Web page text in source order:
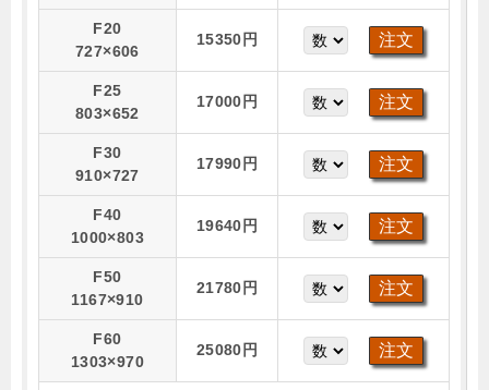
F20
727×606
15350円
F25
803×652
17000円
F30
910×727
17990円
F40
1000×803
19640円
F50
1167×910
21780円
F60
1303×970
25080円